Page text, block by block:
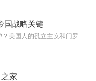
国战略关键
家